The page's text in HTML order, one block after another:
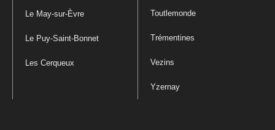
Le May-sur-Èvre
Le Puy-Saint-Bonnet
Les Cerqueux
Toutlemonde
Trémentines
Vezins
Yzernay